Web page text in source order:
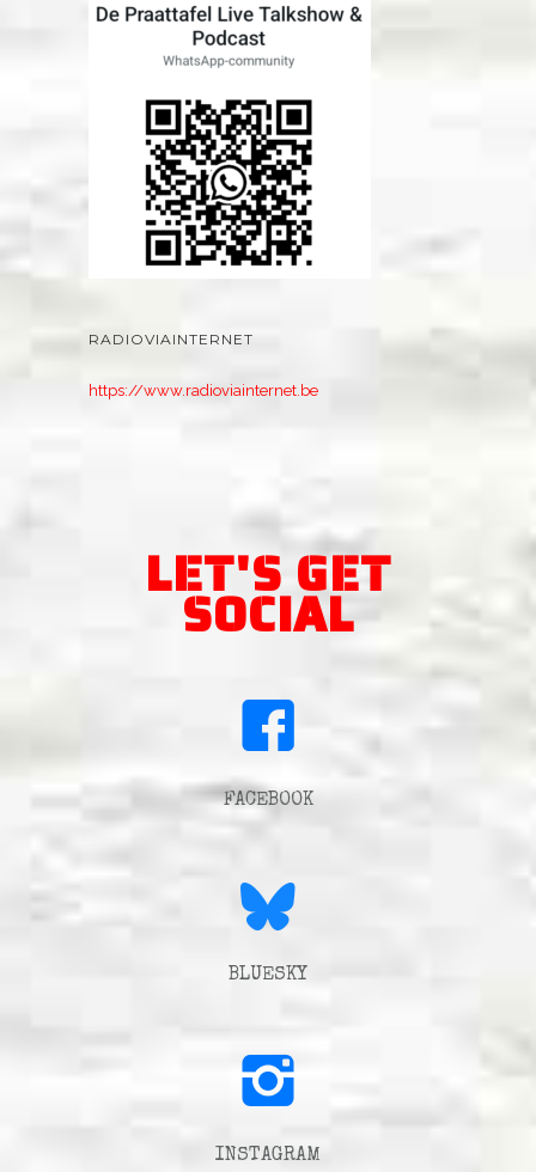
RADIOVIAINTERNET
https://www.radioviainternet.be
LET'S GET
SOCIAL
FACEBOOK
BLUESKY
INSTAGRAM